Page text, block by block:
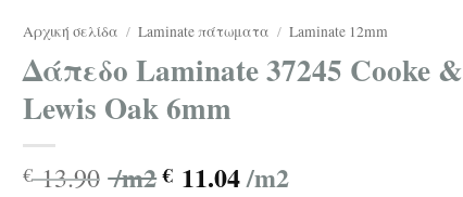
Αρχική σελίδα / Laminate πάτωματα / Laminate 12mm
Δάπεδο Laminate 37245 Cooke &
Lewis Oak 6mm
€13.90 /m2 € 11.04/m2